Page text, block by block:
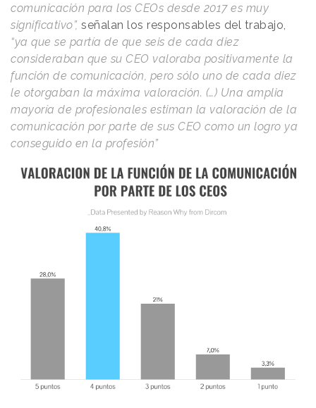
comunicación para los CEOs desde 2017 es muy
significativo”, señalan los responsables del trabajo,
“ya que se partía de que seis de cada diez
consideraban que su CEO valoraba positivamente la
función de comunicación, pero sólo uno de cada diez
le otorgaban la máxima valoración. (…) Una amplia
mayoría de profesionales estiman la valoración de la
comunicación por parte de sus CEO como un logro ya
conseguido en la profesión”